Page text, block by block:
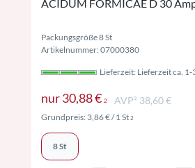
ACIDUM FORMICAE D 30
Packungsgröße 8 St
Artikelnummer: 07000380
Lieferzeit: Lieferzeit ca. 1-
nur30,88 € 2Preise inkl.
AVP² 38,60 €
Grundpreis: 3,86 €/ 1 St 2Preise inkl.
8 St